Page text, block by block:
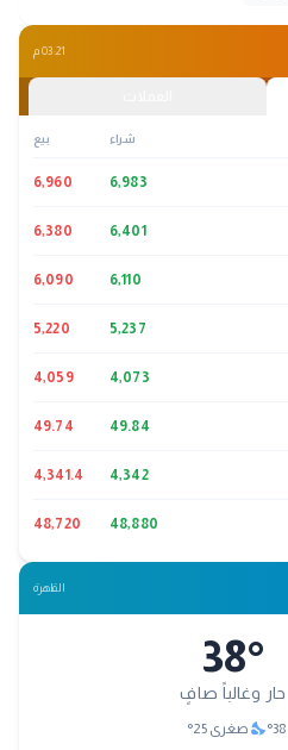
03:21 م
شراء بيع
6,983
6,960
6,401
6,380
6,110
6,090
5,237
5,220
4,073
4,059
49.84
49.74
4,342
4,341.4
48,880
48,720
القاهرة
38°
حار وغالباً صافٍ
38
°
nights_stay صغرى25
°